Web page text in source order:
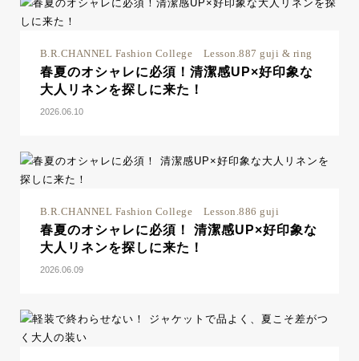
B.R.CHANNEL Fashion College Lesson.887 guji & ring
春夏のオシャレに必須！清潔感UP×好印象な
大人リネンを探しに来た！
2026.06.10
B.R.CHANNEL Fashion College Lesson.886 guji
春夏のオシャレに必須！ 清潔感UP×好印象な
大人リネンを探しに来た！
2026.06.09